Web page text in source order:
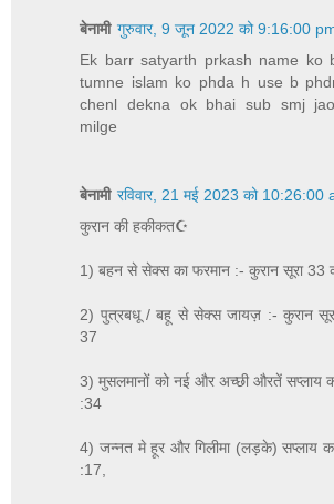
बेनामी गुरुवार, 9 जून 2022 को 9:16:00
Ek barr satyarth prkash name ko
tumne islam ko phda h use b
chenl dekna ok bhai sub smj
milge
बेनामी रविवार, 21 मई 2023 को
कुरान की हकीकत☪
1) बहन से सेक्स का फरमान :- कुरान सूरा
2) पुत्रबधू / बहू से सेक्स जायज़ :- कुरान
37
3) मुसलमानों को नई और अच्छी औरतें सप्लाय
:34
4) जन्नत मे हूर और गिलीमा (लड़के) सप्लाय
:17,